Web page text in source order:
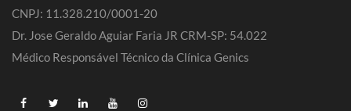
CNPJ: 11.328.210/0001-20
Dr. Jose Geraldo Aguiar Faria JR CRM-SP: 54.022
Médico Responsável Técnico da Clínica Genics